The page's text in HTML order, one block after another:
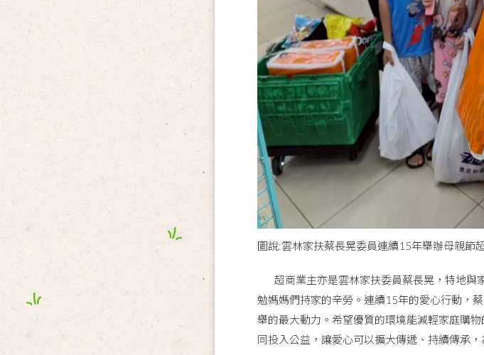
圖說:雲林家扶蔡長晃委員連續15年舉辦母親節
超商業主亦是雲林家扶委員蔡長晃，特地與
勉媽媽們持家的辛勞。連續15年的愛心行動，
舉的最大動力。希望優質的環境能減輕家庭購
同投入公益，讓愛心可以擴大傳遞、持續傳承，